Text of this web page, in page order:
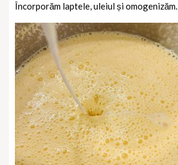
Încorporăm laptele, uleiul și omogenizăm.